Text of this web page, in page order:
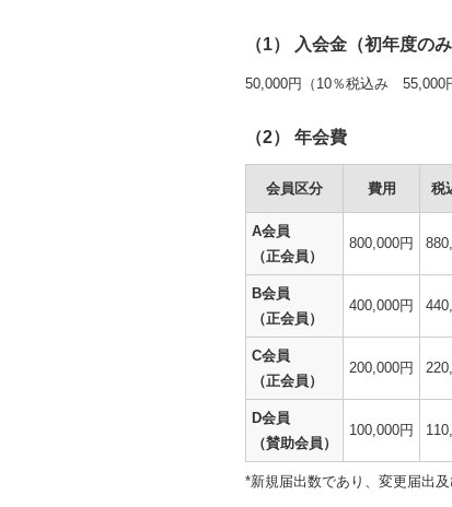
（1） 入会金（初年度のみ
50,000円（10％税込み 55,000
（2） 年会費
会員区分 費用 税
A会員
（正会員）
800,000円
B会員
（正会員）
400,000円
C会員
（正会員）
200,000円
D会員
（賛助会員）
100,000円
*新規届出数であり、変更届出